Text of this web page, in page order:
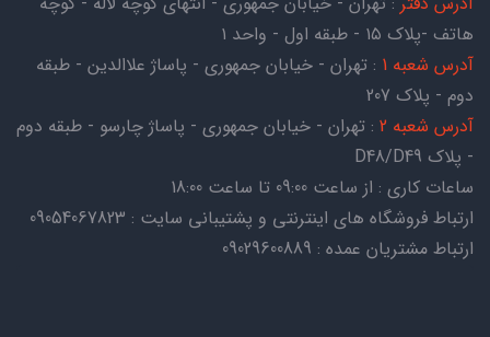
هاتف -پلاک ۱۵ - طبقه اول - واحد ۱
آدرس شعبه 1
: تهران - خیابان جمهوری - پاساژ علاالدین - طبقه
دوم - پلاک 207
آدرس شعبه 2
: تهران - خیابان جمهوری - پاساژ چارسو - طبقه دوم
- پلاک D48/D49
ساعات کاری : از ساعت 09:00 تا ساعت 18:00
ارتباط فروشگاه های اینترنتی و پشتیبانی سایت : 09054067823
ارتباط مشتریان عمده : 09029600889